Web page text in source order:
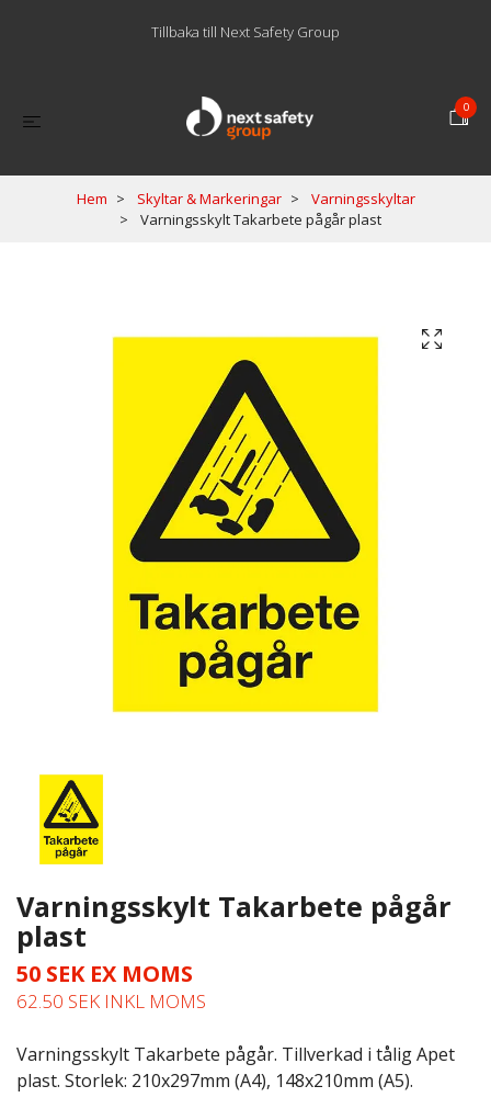
Tillbaka till Next Safety Group
0
Hem Skyltar & Markeringar
Varningsskyltar
Varningsskylt Takarbete pågår plast
Varningsskylt Takarbete pågår
plast
50 SEKEX MOMS
62.50 SEK INKL MOMS
Varningsskylt Takarbete pågår. Tillverkad i tålig Apet
plast. Storlek: 210x297mm (A4), 148x210mm (A5).